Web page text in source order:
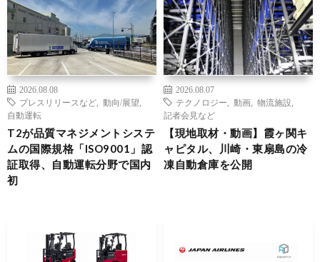
2026.08.08
プレスリリースなど
動向/展望
自動運転
T2が品質マネジメントシステ
ムの国際規格「ISO9001」認
証取得、自動運転分野で国内
初
2026.08.07
テクノロジー
動画 物流施設
記者会見など
【現地取材・動画】霞ヶ関キ
ャピタル、川崎・東扇島の冷
凍自動倉庫を公開